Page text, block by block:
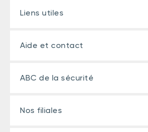
Liens utiles
Aide et contact
ABC de la sécurité
Nos filiales